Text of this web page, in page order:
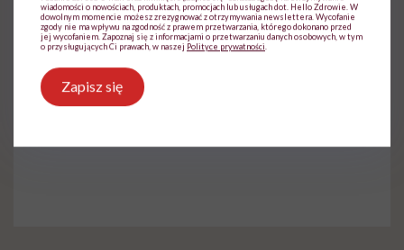
serwisu (Instagram, Facebook, YouTube, itp.)
wymagana jest zgoda na pliki cookie.
wiadomości o nowościach, produktach, promocjach lub usługach dot. Hello Zdrowie. W
dowolnym momencie możesz zrezygnować z otrzymywania newslettera. Wycofanie
zgody nie ma wpływu na zgodność z prawem przetwarzania, którego dokonano przed
jej wycofaniem. Zapoznaj się z informacjami o przetwarzaniu danych osobowych, w tym
o przysługujących Ci prawach, w naszej Polityce prywatności
Zapisz się